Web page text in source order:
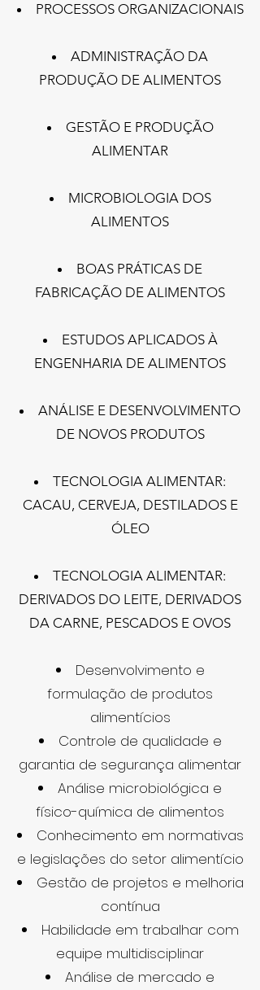
PROCESSOS ORGANIZACIONAIS​
ADMINISTRAÇÃO DA
PRODUÇÃO DE ALIMENTOS
GESTÃO E PRODUÇÃO
ALIMENTAR
MICROBIOLOGIA DOS
ALIMENTOS
BOAS PRÁTICAS DE
FABRICAÇÃO DE ALIMENTOS
ESTUDOS APLICADOS À
ENGENHARIA DE ALIMENTOS
ANÁLISE E DESENVOLVIMENTO
DE NOVOS PRODUTOS
TECNOLOGIA ALIMENTAR:
CACAU, CERVEJA, DESTILADOS E
ÓLEO
TECNOLOGIA ALIMENTAR:
DERIVADOS DO LEITE, DERIVADOS
DA CARNE, PESCADOS E OVOS
Desenvolvimento e
formulação de produtos
alimentícios
Controle de qualidade e
garantia de segurança alimentar
Análise microbiológica e
físico-química de alimentos
Conhecimento em normativas
e legislações do setor alimentício
Gestão de projetos e melhoria
contínua
Habilidade em trabalhar com
equipe multidisciplinar
Análise de mercado e